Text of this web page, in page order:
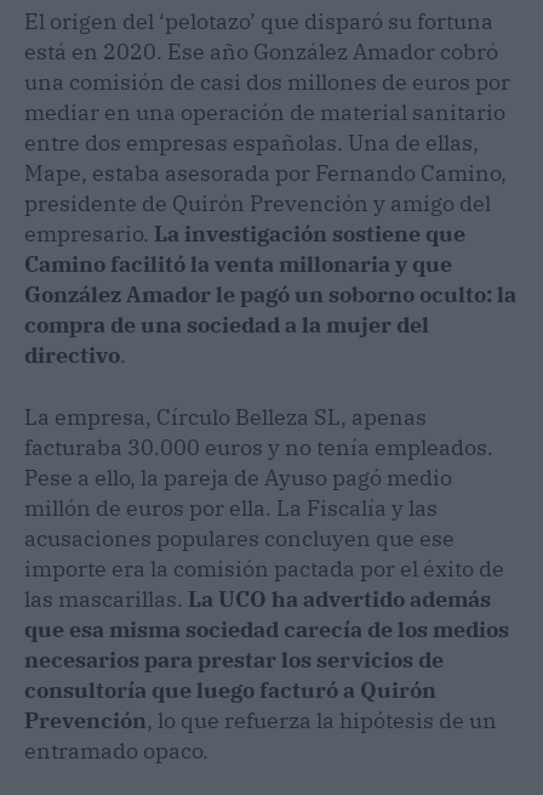
El origen del ‘pelotazo’ que disparó su fortuna
está en 2020. Ese año González Amador cobró
una comisión de casi dos millones de euros por
mediar en una operación de material sanitario
entre dos empresas españolas. Una de ellas,
Mape, estaba asesorada por Fernando Camino,
presidente de Quirón Prevención y amigo del
empresario. La investigación sostiene que
Camino facilitó la venta millonaria y que
González Amador le pagó un soborno oculto: la
compra de una sociedad a la mujer del
directivo.
La empresa, Círculo Belleza SL, apenas
facturaba 30.000 euros y no tenía empleados.
Pese a ello, la pareja de Ayuso pagó medio
millón de euros por ella. La Fiscalía y las
acusaciones populares concluyen que ese
importe era la comisión pactada por el éxito de
las mascarillas. La UCO ha advertido además
que esa misma sociedad carecía de los medios
necesarios para prestar los servicios de
consultoría que luego facturó a Quirón
Prevención, lo que refuerza la hipótesis de un
entramado opaco.